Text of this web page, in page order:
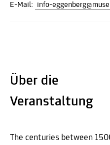
E-Mail:
info-
Über die
Veranstaltung
The centuries between